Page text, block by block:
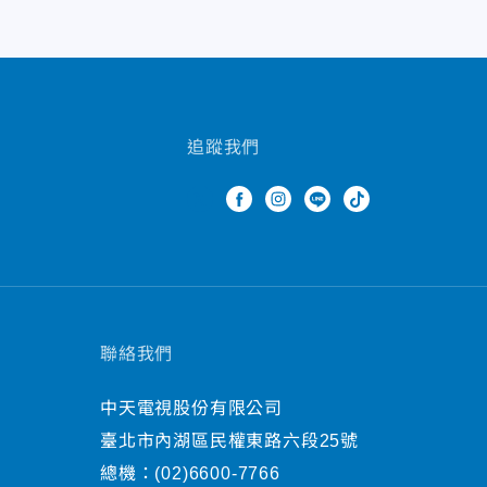
追蹤我們
聯絡我們
中天電視股份有限公司
臺北市內湖區民權東路六段25號
總機： (02)6600-7766